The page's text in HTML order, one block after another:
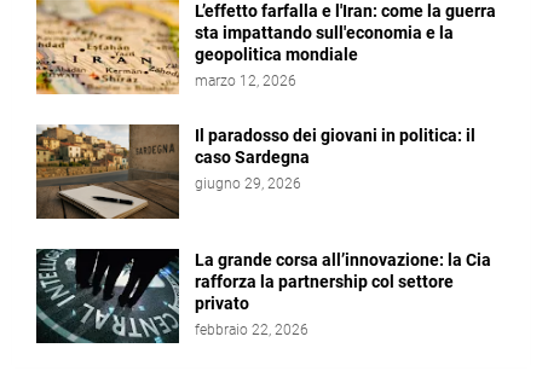
L’effetto farfalla e l'Iran: come la guerra
sta impattando sull'economia e la
geopolitica mondiale
marzo 12, 2026
Il paradosso dei giovani in politica: il
caso Sardegna
giugno 29, 2026
La grande corsa all’innovazione: la Cia
rafforza la partnership col settore
privato
febbraio 22, 2026